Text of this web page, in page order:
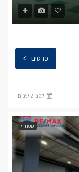
פרטים
לפני 2 שנים
מסחרי